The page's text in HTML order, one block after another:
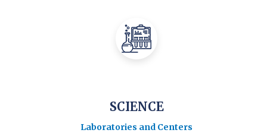
SCIENCE
Laboratories and Centers